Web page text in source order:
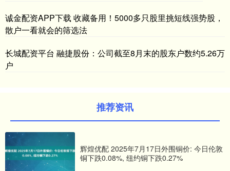
诚金配资APP下载 收藏备用！5000多只股里挑短线强势股，
散户一看就会的筛选法
长城配资平台 融捷股份：公司截至8月末的股东户数约5.26万
户
推荐资讯
辉煌优配 2025年7月17日外围铜价: 今日伦敦
铜下跌0.08%, 纽约铜下跌0.27%